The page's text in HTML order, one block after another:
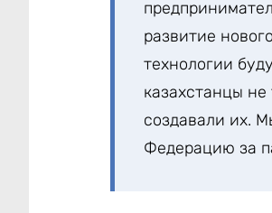
развитие
технологии
казахстанцы
создавали их.
Федерацию за